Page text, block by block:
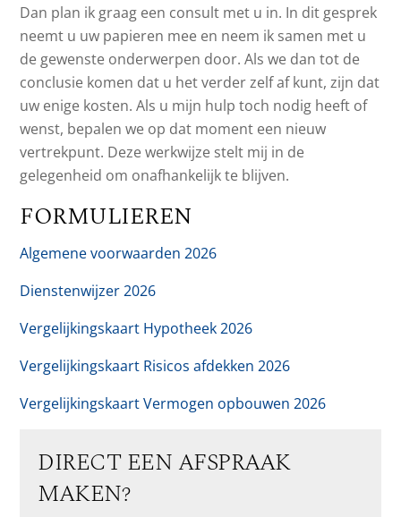
Dan plan ik graag een consult met u in. In dit gesprek
neemt u uw papieren mee en neem ik samen met u
de gewenste onderwerpen door. Als we dan tot de
conclusie komen dat u het verder zelf af kunt, zijn dat
uw enige kosten. Als u mijn hulp toch nodig heeft of
wenst, bepalen we op dat moment een nieuw
vertrekpunt. Deze werkwijze stelt mij in de
gelegenheid om onafhankelijk te blijven.
FORMULIEREN
Algemene voorwaarden 2026
Dienstenwijzer 2026
Vergelijkingskaart Hypotheek 2026
Vergelijkingskaart Risicos afdekken 2026
Vergelijkingskaart Vermogen opbouwen 2026
DIRECT EEN AFSPRAAK
MAKEN?